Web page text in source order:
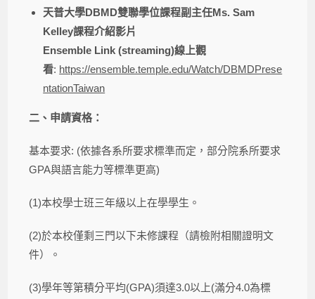
天普大學DBMD雙聯學位課程副主任Ms. Sam
Kelley課程介紹影片
Ensemble Link (streaming)線上觀
看: https://ensemble.temple.edu/Watch/DBMDPrese
ntationTaiwan
二、申請資格：
基本要求: (依據各系所要求標準而定，部分院系所要求
GPA與語言能力等標準更高)
(1)本校學士班三年級以上在學學生。
(2)於本校僅剩三門以下未修課程（請檢附相關證明文
件）。
(3)學年等第積分平均(GPA)須達3.0以上(滿分4.0為標